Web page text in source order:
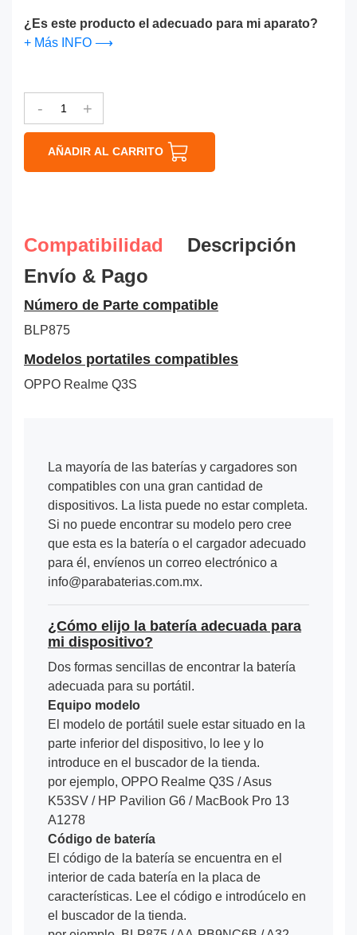
¿Es este producto el adecuado para mi aparato?
+ Más INFO ⟶
- +
AÑADIR AL CARRITO
Compatibilidad
Descripción
Envío & Pago
Número de Parte compatible
BLP875
Modelos portatiles compatibles
OPPO Realme Q3S
La mayoría de las baterías y cargadores son
compatibles con una gran cantidad de
dispositivos. La lista puede no estar completa.
Si no puede encontrar su modelo pero cree
que esta es la batería o el cargador adecuado
para él, envíenos un correo electrónico a
info@parabaterias.com.mx.
¿Cómo elijo la batería adecuada para
mi dispositivo?
Dos formas sencillas de encontrar la batería
adecuada para su portátil.
Equipo modelo
El modelo de portátil suele estar situado en la
parte inferior del dispositivo, lo lee y lo
introduce en el buscador de la tienda.
por ejemplo, OPPO Realme Q3S / Asus
K53SV / HP Pavilion G6 / MacBook Pro 13
A1278
Código de batería
El código de la batería se encuentra en el
interior de cada batería en la placa de
características. Lee el código e introdúcelo en
el buscador de la tienda.